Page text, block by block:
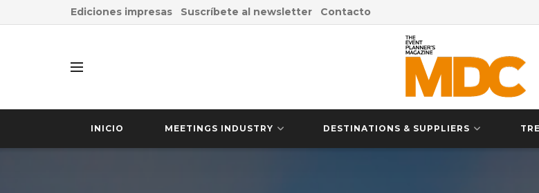
Ediciones impresas Suscríbete al newsletter Contacto
INICIO MEETINGS INDUSTRY DESTINATIONS & SUPPLIERS